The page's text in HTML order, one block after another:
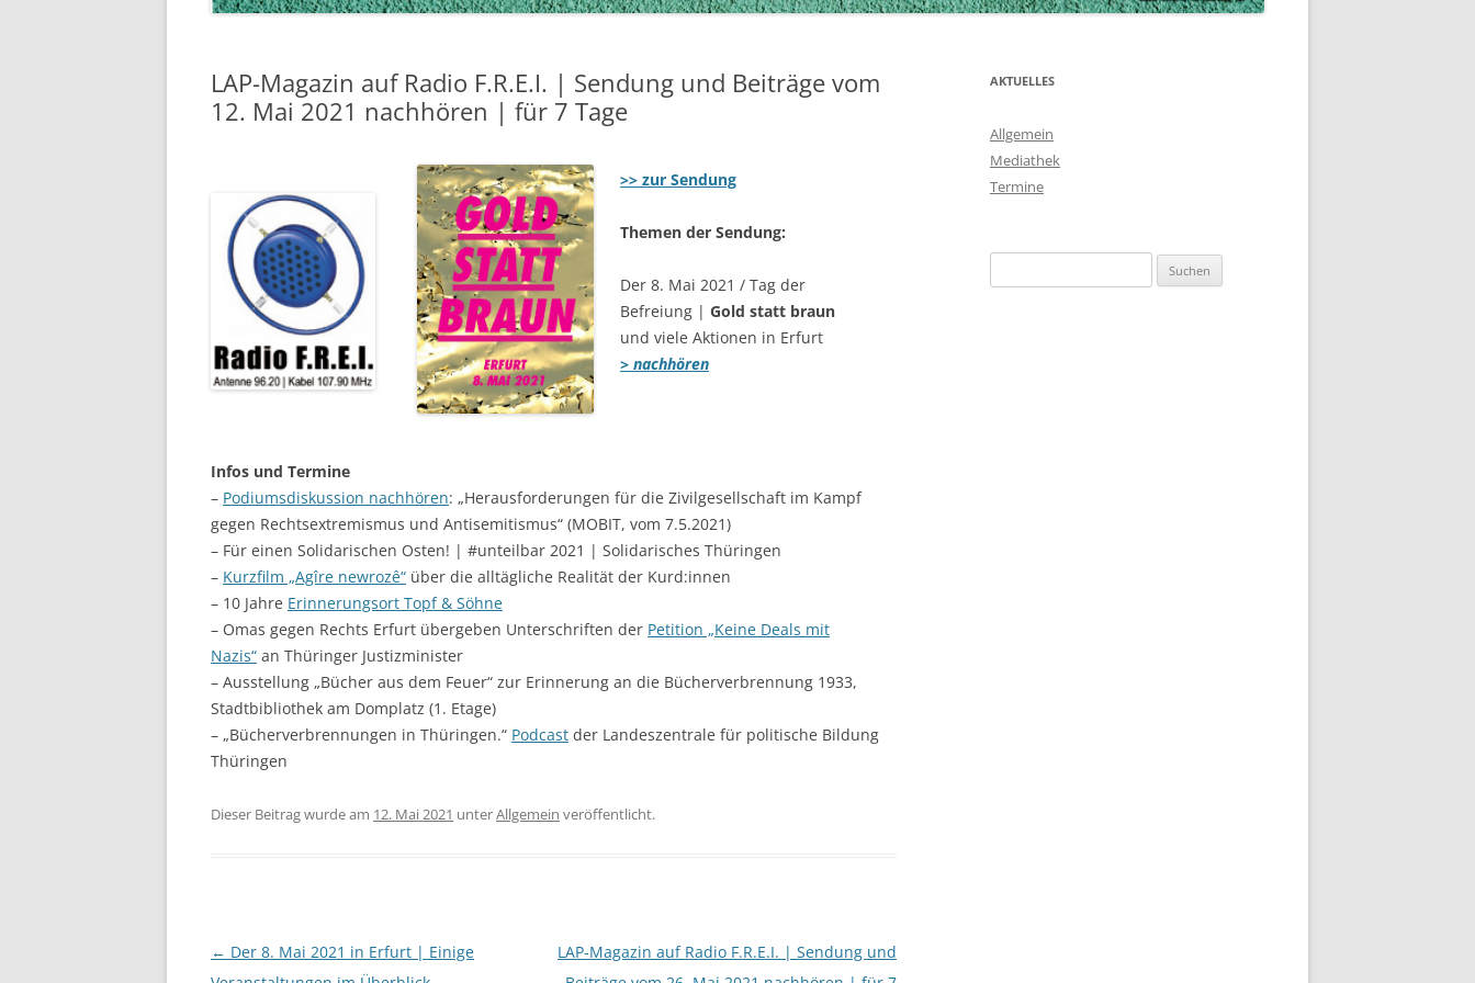
LAP-Magazin auf Radio F.R.E.I. | Sendung und Beiträge vom
12. Mai 2021 nachhören | für 7 Tage
>> zur Sendung
Themen der Sendung:
Der 8. Mai 2021 / Tag der
Befreiung | Gold statt braun
und viele Aktionen in Erfurt
> nachhören
Infos und Termine
– Podiumsdiskussion nachhören: „Herausforderungen für die Zivilgesellschaft im Kampf
gegen Rechtsextremismus und Antisemitismus“ (MOBIT, vom 7.5.2021)
– Für einen Solidarischen Osten! | #unteilbar 2021 | Solidarisches Thüringen
– Kurzfilm „Agîre newrozê“ über die alltägliche Realität der Kurd:innen
– 10 Jahre Erinnerungsort Topf & Söhne
– Omas gegen Rechts Erfurt übergeben Unterschriften der Petition „Keine Deals mit
Nazis“ an Thüringer Justizminister
– Ausstellung „Bücher aus dem Feuer“ zur Erinnerung an die Bücherverbrennung 1933,
Stadtbibliothek am Domplatz (1. Etage)
– „Bücherverbrennungen in Thüringen.“ Podcast der Landeszentrale für politische Bildung
Thüringen
Dieser Beitrag wurde am 12. Mai 2021 unterAllgemein veröffentlicht.
Beitragsnavigation
← Der 8. Mai 2021 in Erfurt | Einige
LAP-Magazin auf Radio F.R.E.I. | Sendung und
AKTUELLES
Allgemein
Mediathek
Termine
nach: